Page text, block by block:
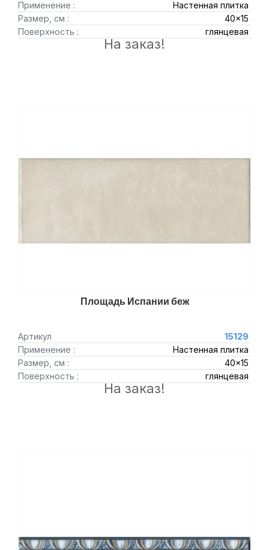
Применение :
Настенная плитка
Размер, см :
40x15
Поверхность :
глянцевая
На заказ!
Площадь Испании беж
Артикул
15129
Применение :
Настенная плитка
Размер, см :
40x15
Поверхность :
глянцевая
На заказ!